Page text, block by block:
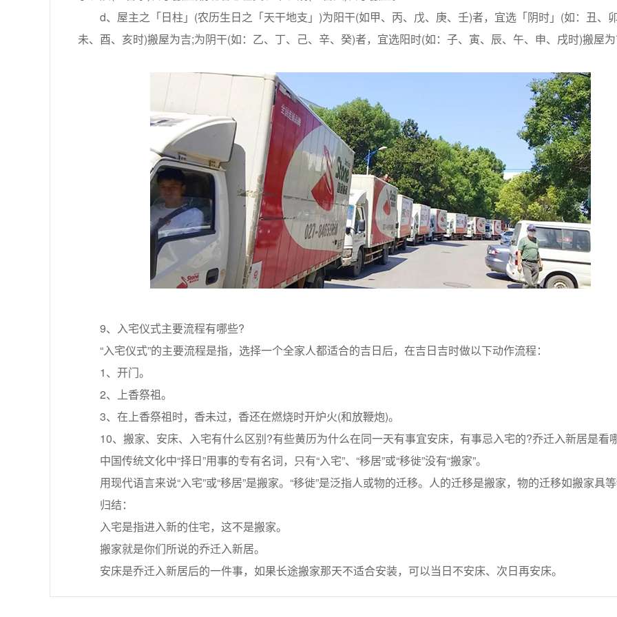
d、屋主之「日柱」(农历生日之「天干地支」)为阳干(如甲、丙、戊、庚、壬)者，宜选「阴时」(如：丑、卯
未、酉、亥时)搬屋为吉;为阴干(如：乙、丁、己、辛、癸)者，宜选阳时(如：子、寅、辰、午、申、戌时)搬屋为
9、入宅仪式主要流程有哪些?
“入宅仪式”的主要流程是指，选择一个全家人都适合的吉日后，在吉日吉时做以下动作流程：
1、开门。
2、上香祭祖。
3、在上香祭祖时，香未过，香还在燃烧时开炉火(和放鞭炮)。
10、搬家、安床、入宅有什么区别?有些黄历为什么在同一天有事宜安床，有事忌入宅的?乔迁入新居是看
中国传统文化中“择日”用事的专有名词，只有“入宅”、“移居”或“移徙”没有“搬家”。
用现代语言来说“入宅”或“移居”是搬家。“移徙”是泛指人或物的迁移。人的迁移是搬家，物的迁移如搬家具等
归结：
入宅是指进入新的住宅，这不是搬家。
搬家就是你们所说的乔迁入新居。
安床是乔迁入新居后的一件事，如果长途搬家那天不适合安装，可以当日不安床、次日再安床。